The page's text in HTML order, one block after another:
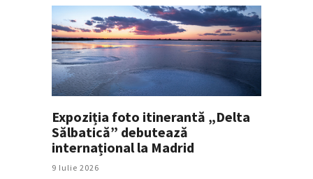
Expoziția foto itinerantă „Delta
Sălbatică” debutează
internațional la Madrid
9 Iulie 2026